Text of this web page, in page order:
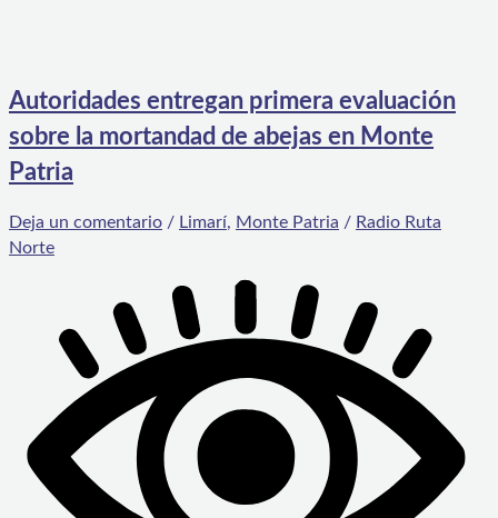
Autoridades entregan primera evaluación
sobre la mortandad de abejas en Monte
Patria
Deja un comentario / Limarí, Monte Patria / Radio Ruta
Norte